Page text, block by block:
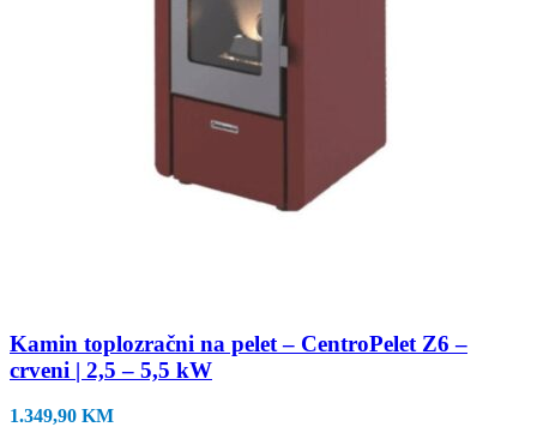
Kamin toplozračni na pelet – CentroPelet Z6 –
crveni | 2,5 – 5,5 kW
1.349,90 KM